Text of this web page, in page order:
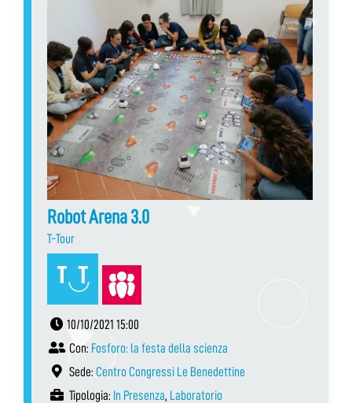
Robot Arena 3.0
T-Tour
10/10/2021 15:00
Con: Fosforo: la festa della scienza
Sede: Centro Congressi Le Benedettine
Tipologia: In Presenza, Laboratorio